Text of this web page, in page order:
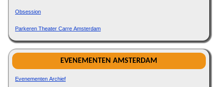
Obsession
Parkeren Theater Carre Amsterdam
EVENEMENTEN AMSTERDAM
Evenementen Archief